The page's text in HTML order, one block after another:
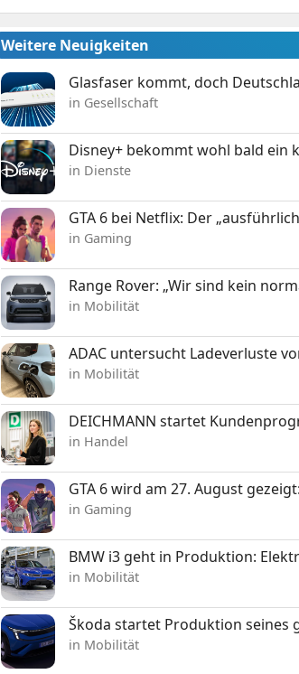
Weitere Neuigkeiten
Glasfaser kommt, doch
in Gesellschaft
Disney+ bekommt wohl bald ein
in Dienste
GTA 6 bei Netflix: Der
in Gaming
Range Rover: „Wir sind kein
in Mobilität
ADAC untersucht Ladeverluste
in Mobilität
DEICHMANN startet
in Handel
GTA 6 wird am 27. August
in Gaming
BMW i3 geht in Produktion:
in Mobilität
Škoda startet Produktion seines
in Mobilität